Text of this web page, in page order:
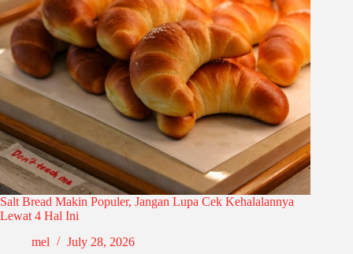
Salt Bread Makin Populer, Jangan Lupa Cek Kehalalannya
Lewat 4 Hal Ini
mel
July 28, 2026